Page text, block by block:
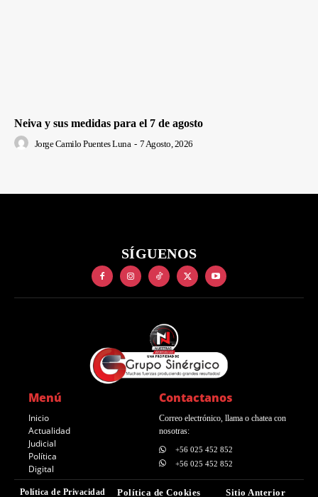
Neiva y sus medidas para el 7 de agosto
Jorge Camilo Puentes Luna - 7 Agosto, 2026
SÍGUENOS
Menú
Inicio
Actualidad
Judicial
Política
Digital
Contactanos
Correo electrónico, llama o chatea con
nosotras:
+56 025 452 852
+56 025 452 852
Política de Privacidad Política de Cookies Sitio Anterior